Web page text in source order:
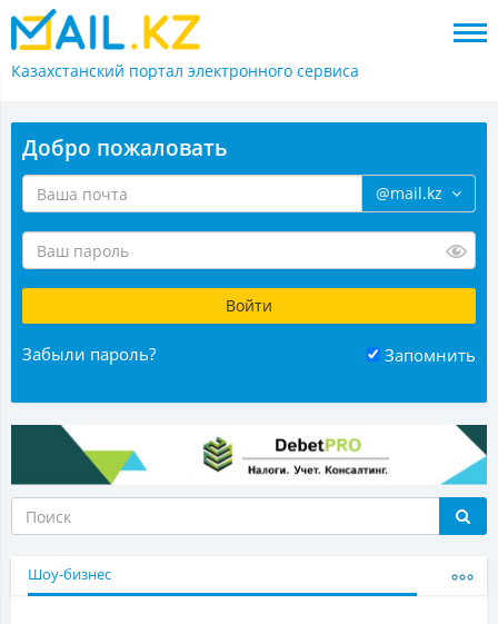
Казахстанский портал электронного сервиса
Добро пожаловать
@mail.kz
Забыли пароль? Запомнить
Шоу-бизнес